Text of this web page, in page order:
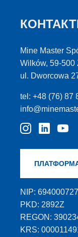
Mine Master
Wilków, 59-500
ul. Dworcowa
tel: +48 (76) 87
NIP:
PKD: 2892Z
REGON:
KRS: